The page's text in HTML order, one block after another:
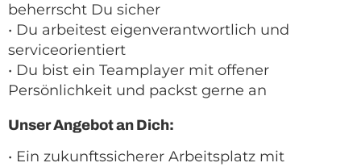
beherrscht Du sicher
• Du arbeitest eigenverantwortlich und
serviceorientiert
• Du bist ein Teamplayer mit offener
Persönlichkeit und packst gerne an
Unser Angebot an Dich:
• Ein zukunftssicherer Arbeitsplatz mit